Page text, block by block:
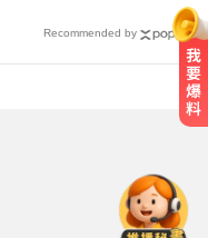
Recommended by
快
再